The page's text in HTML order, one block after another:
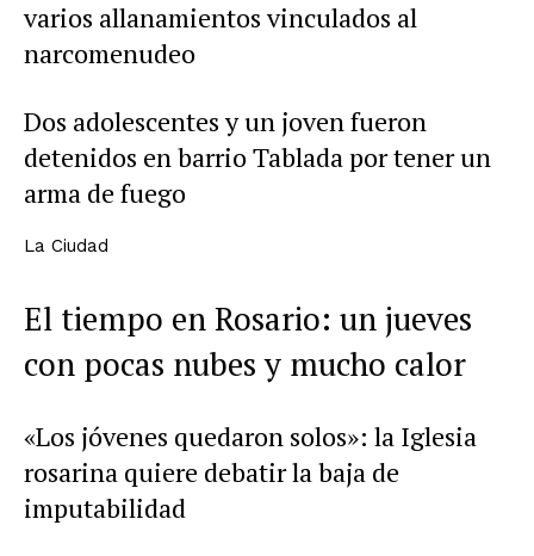
varios allanamientos vinculados al
narcomenudeo
Dos adolescentes y un joven fueron
detenidos en barrio Tablada por tener un
arma de fuego
La Ciudad
El tiempo en Rosario: un jueves
con pocas nubes y mucho calor
«Los jóvenes quedaron solos»: la Iglesia
rosarina quiere debatir la baja de
imputabilidad